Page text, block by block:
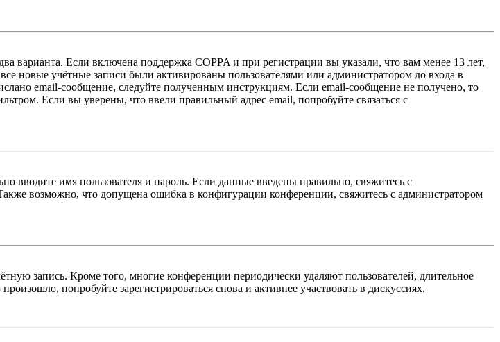
варианта. Если включена поддержка COPPA и при регистрации вы указали, что вам менее 13 лет,
новые учётные записи были активированы пользователями или администратором до входа в
email-сообщение, следуйте полученным инструкциям. Если email-сообщение не получено, то
Если вы уверены, что ввели правильный адрес email, попробуйте связаться с
вводите имя пользователя и пароль. Если данные введены правильно, свяжитесь с
возможно, что допущена ошибка в конфигурации конференции, свяжитесь с администратором
запись. Кроме того, многие конференции периодически удаляют пользователей, длительное
попробуйте зарегистрироваться снова и активнее участвовать в дискуссиях.